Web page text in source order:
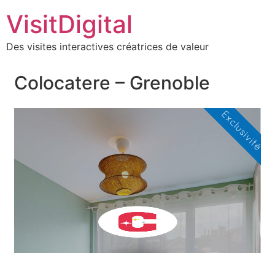
VisitDigital
Des visites interactives créatrices de valeur
Colocatere – Grenoble